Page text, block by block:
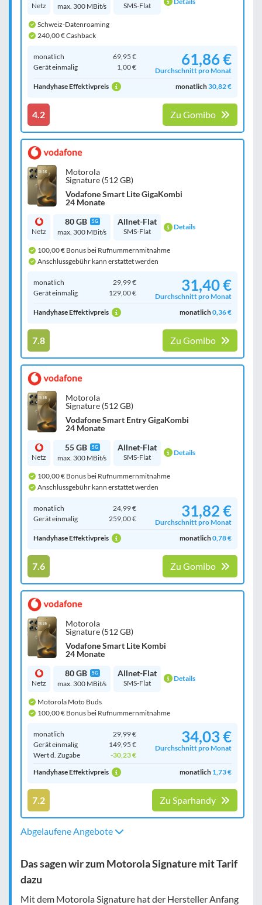
Netz max. 300 MBit/s SMS-Flat
Schweiz-Datenroaming
240,00 € Cashback
monatlich
69,95 €
Gerät einmalig
1,00 € 61,86 €
Durchschnitt pro Monat
Handyhase Effektivpreis
monatlich30,82 €
4.2 Zu Gomibo
Motorola
Signature (512 GB)
Vodafone Smart Lite GigaKombi
24 Monate
Netz
80 GB 5G
max. 300 MBit/s
Allnet-Flat
SMS-Flat Details
100,00 € Bonus bei Rufnummernmitnahme
Anschlussgebühr kann erstattet werden
monatlich
29,99 €
Gerät einmalig
129,00 € 31,40 €
Durchschnitt pro Monat
Handyhase Effektivpreis
monatlich0,36 €
7.8 Zu Gomibo
Motorola
Signature (512 GB)
Vodafone Smart Entry GigaKombi
24 Monate
Netz
55 GB 5G
max. 300 MBit/s
Allnet-Flat
SMS-Flat Details
100,00 € Bonus bei Rufnummernmitnahme
Anschlussgebühr kann erstattet werden
monatlich
24,99 €
Gerät einmalig
259,00 € 31,82 €
Durchschnitt pro Monat
Handyhase Effektivpreis
monatlich0,78 €
7.6 Zu Gomibo
Motorola
Signature (512 GB)
Vodafone Smart Lite Kombi
24 Monate
Netz
80 GB 5G
max. 300 MBit/s
Allnet-Flat
SMS-Flat Details
Motorola Moto Buds
100,00 € Bonus bei Rufnummernmitnahme
monatlich
29,99 €
Gerät einmalig
149,95 €
Wert d. Zugabe
-30,23 €
34,03 €
Durchschnitt pro Monat
Handyhase Effektivpreis monatlich 1,73 €
7.2 Zu Sparhandy
Abgelaufene Angebote
Das sagen wir zum Motorola Signature mit Tarif
dazu
Mit dem Motorola Signature hat der Hersteller Anfang